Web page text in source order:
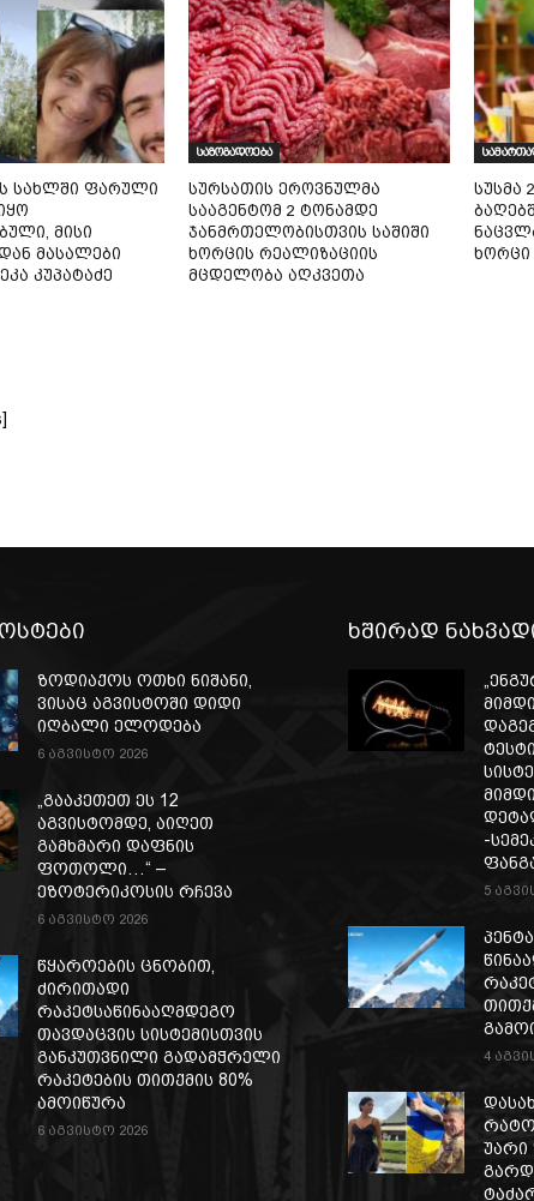
სახლში ფარული
მისი
მასალები
კუპატაძე
საზოგადოება
სურსათის ეროვნულმა
სააგენტომ 2 ტონამდე
ჯანმრთელობისთვის საშიში
ხორცის რეალიზაციის
მცდელობა აღკვეთა
სუსმა
ხორცი
ზოდიაქოს ოთხი ნიშანი,
ვისაც აგვისტოში დიდი
იღბალი ელოდება
6 აგვისტო 2026
„გააკეთეთ ეს 12
აგვისტომდე, აიღეთ
გამხმარი დაფნის
ფოთოლი…“ –
ეზოტერიკოსის რჩევა
6 აგვისტო 2026
წყაროების ცნობით,
ძირითადი
რაკეტსაწინააღმდეგო
თავდაცვის სისტემისთვის
განკუთვნილი გადამჭრელი
რაკეტების თითქმის 80%
ამოიწურა
6 აგვისტო 2026
ხშირად
-
5
4
უარი